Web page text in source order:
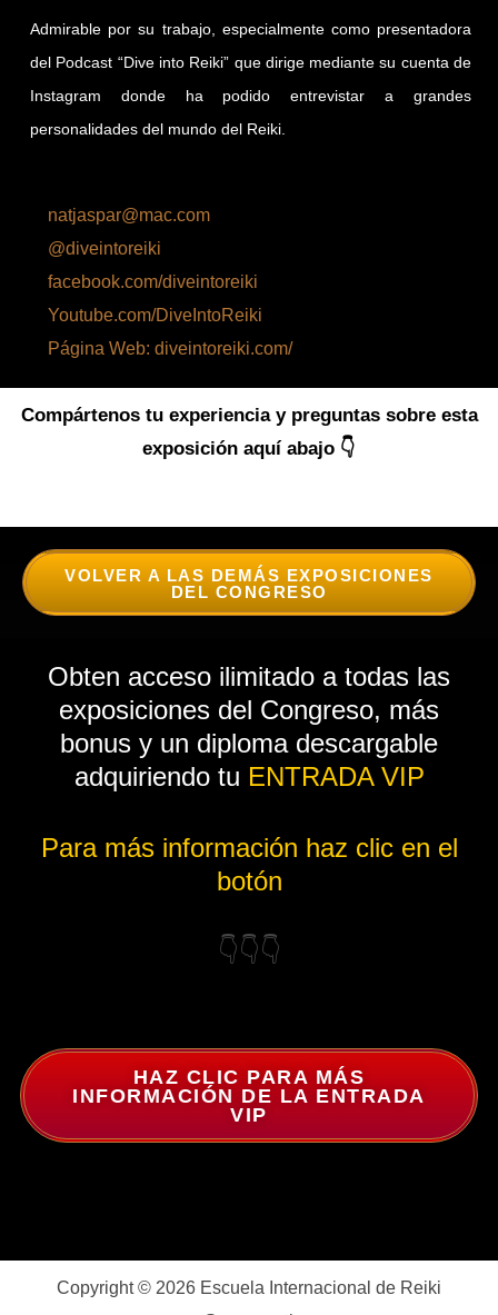
Admirable por su trabajo, especialmente como presentadora
del Podcast “Dive into Reiki” que dirige mediante su cuenta de
Instagram donde ha podido entrevistar a grandes
personalidades del mundo del Reiki.
natjaspar@mac.com
@diveintoreiki
facebook.com/diveintoreiki
Youtube.com/DiveIntoReiki
Página Web: diveintoreiki.com/
Compártenos tu experiencia y preguntas sobre esta
exposición aquí abajo 👇
VOLVER A LAS DEMÁS EXPOSICIONES
DEL CONGRESO
Obten acceso ilimitado a todas las
exposiciones del Congreso, más
bonus y un diploma descargable
adquiriendo tu ENTRADA VIP
Para más información haz clic en el
botón
👇👇👇
HAZ CLIC PARA MÁS
INFORMACIÓN DE LA ENTRADA
VIP
Copyright © 2026 Escuela Internacional de Reiki